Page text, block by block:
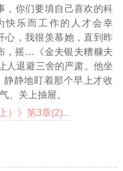
，你们要填自己喜欢的科
快乐而工作的人才会幸
心，我很羡慕她，直到昨
，摇…《金夫银夫糟糠夫
人退避三舍的严肃。他坐
静静地盯着那个早上才收
、关上抽屉。
）》第3章(2)..